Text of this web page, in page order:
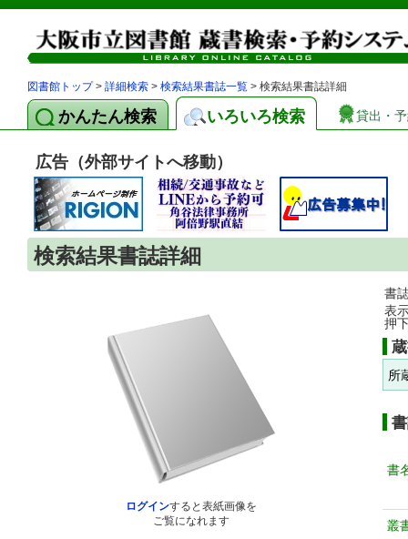
図書館トップ> 詳細検索 > 検索結果書誌一覧 > 検索結果書誌詳細
かんたん検索 いろいろ検索 貸出・
広告（外部サイトへ移動）
検索結果書誌詳細
ログインすると表紙画像を
ご覧になれます
書
表
押
所
書
叢